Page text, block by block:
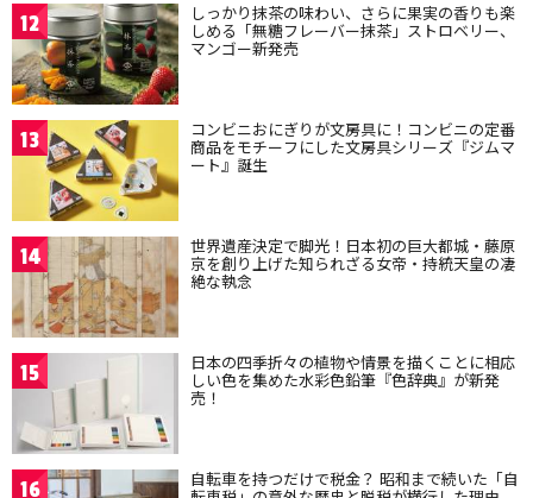
12 しっかり抹茶の味わい、さらに果実の香りも楽
しめる「無糖フレーバー抹茶」ストロベリー、
マンゴー新発売
13 コンビニおにぎりが文房具に！コンビニの定番
商品をモチーフにした文房具シリーズ『ジムマ
ート』誕生
14 世界遺産決定で脚光！日本初の巨大都城・藤原
京を創り上げた知られざる女帝・持統天皇の凄
絶な執念
15 日本の四季折々の植物や情景を描くことに相応
しい色を集めた水彩色鉛筆『色辞典』が新発
売！
16 自転車を持つだけで税金？ 昭和まで続いた「自